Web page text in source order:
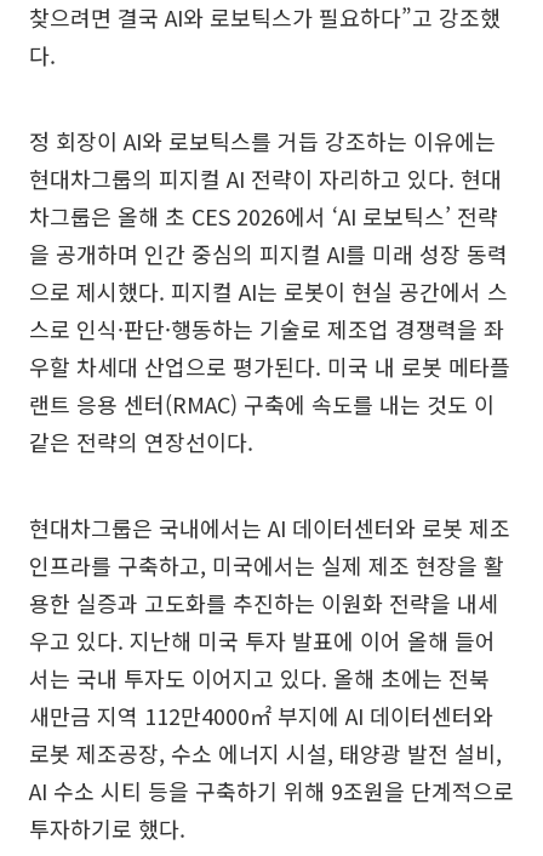
찾으려면 결국 AI와 로보틱스가 필요하다”고 강조했
다.
정 회장이 AI와 로보틱스를 거듭 강조하는 이유에는
현대차그룹의 피지컬 AI 전략이 자리하고 있다. 현대
차그룹은 올해 초 CES 2026에서 ‘AI 로보틱스’ 전략
을 공개하며 인간 중심의 피지컬 AI를 미래 성장 동력
으로 제시했다. 피지컬 AI는 로봇이 현실 공간에서 스
스로 인식·판단·행동하는 기술로 제조업 경쟁력을 좌
우할 차세대 산업으로 평가된다. 미국 내 로봇 메타플
랜트 응용 센터(RMAC) 구축에 속도를 내는 것도 이
같은 전략의 연장선이다.
현대차그룹은 국내에서는 AI 데이터센터와 로봇 제조
인프라를 구축하고, 미국에서는 실제 제조 현장을 활
용한 실증과 고도화를 추진하는 이원화 전략을 내세
우고 있다. 지난해 미국 투자 발표에 이어 올해 들어
서는 국내 투자도 이어지고 있다. 올해 초에는 전북
새만금 지역 112만4000㎡ 부지에 AI 데이터센터와
로봇 제조공장, 수소 에너지 시설, 태양광 발전 설비,
AI 수소 시티 등을 구축하기 위해 9조원을 단계적으로
투자하기로 했다.